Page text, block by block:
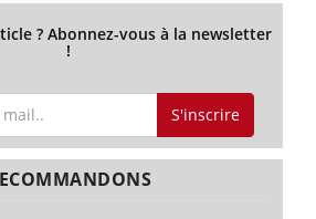
? Abonnez-vous à la newsletter
!
S'inscrire